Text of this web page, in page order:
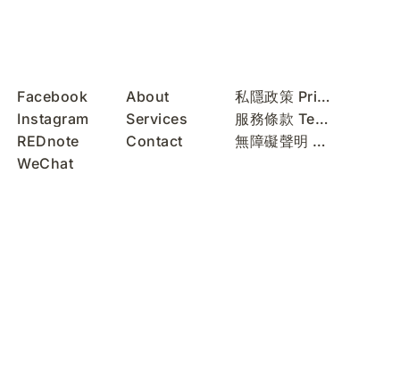
Facebook
Instagram
REDnote
WeChat
About
Services
Contact
私隱政策 Privacy Policy
服務條款 Terms of Use
無障礙聲明 Accessibility Statement